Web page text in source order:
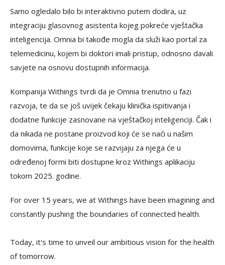
Samo ogledalo bilo bi interaktivno putem dodira, uz
integraciju glasovnog asistenta kojeg pokreće vještačka
inteligencija. Omnia bi takođe mogla da služi kao portal za
telemedicinu, kojem bi doktori imali pristup, odnosno davali
savjete na osnovu dostupnih informacija.
Kompanija Withings tvrdi da je Omnia trenutno u fazi
razvoja, te da se još uvijek čekaju klinička ispitivanja i
dodatne funkcije zasnovane na vještačkoj inteligenciji. Čak i
da nikada ne postane proizvod koji će se naći u našim
domovima, funkcije koje se razvijaju za njega će u
određenoj formi biti dostupne kroz Withings aplikaciju
tokom 2025. godine.
For over 15 years, we at Withings have been imagining and
constantly pushing the boundaries of connected health.
Today, it's time to unveil our ambitious vision for the health
of tomorrow.